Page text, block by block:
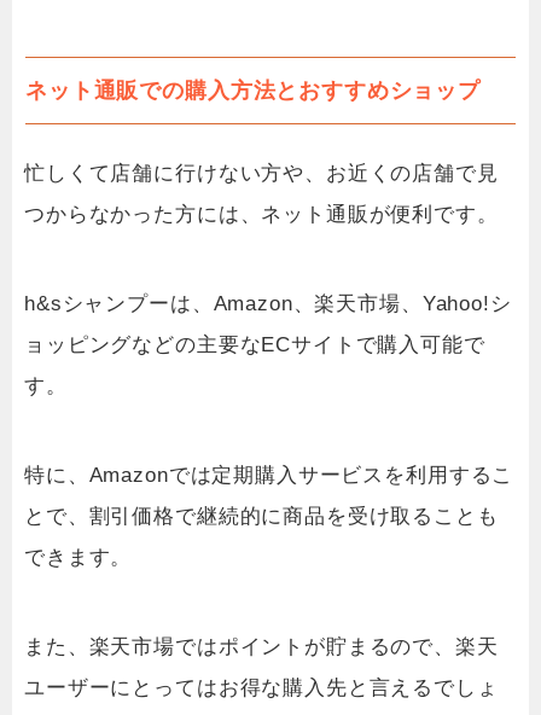
ネット通販での購入方法とおすすめショップ
忙しくて店舗に行けない方や、お近くの店舗で見
つからなかった方には、ネット通販が便利です。
h&sシャンプーは、Amazon、楽天市場、Yahoo!シ
ョッピングなどの主要なECサイトで購入可能で
す。
特に、Amazonでは定期購入サービスを利用するこ
とで、割引価格で継続的に商品を受け取ることも
できます。
また、楽天市場ではポイントが貯まるので、楽天
ユーザーにとってはお得な購入先と言えるでしょ